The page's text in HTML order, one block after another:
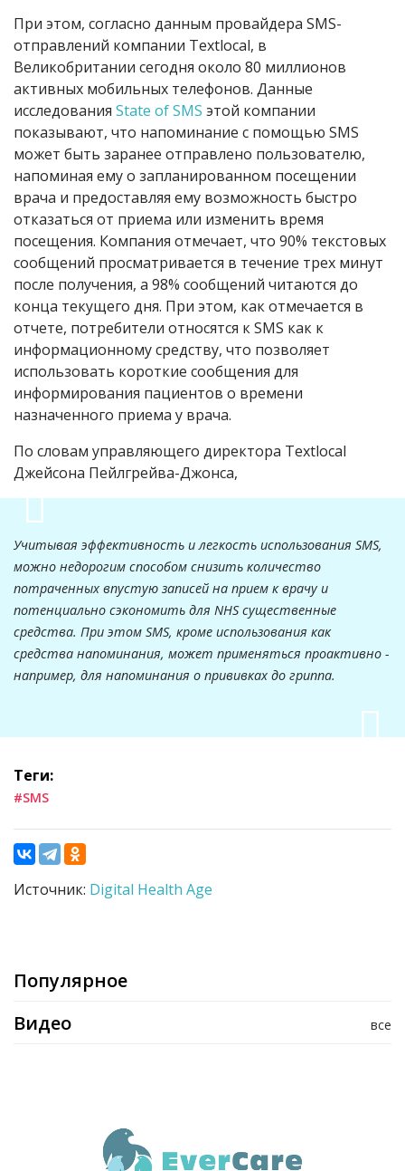
При этом, согласно данным провайдера SMS-
отправлений компании Textlocal, в
Великобритании сегодня около 80 миллионов
активных мобильных телефонов. Данные
исследования State of SMS этой компании
показывают, что напоминание с помощью SMS
может быть заранее отправлено пользователю,
напоминая ему о запланированном посещении
врача и предоставляя ему возможность быстро
отказаться от приема или изменить время
посещения. Компания отмечает, что 90% текстовых
сообщений просматривается в течение трех минут
после получения, а 98% сообщений читаются до
конца текущего дня. При этом, как отмечается в
отчете, потребители относятся к SMS как к
информационному средству, что позволяет
использовать короткие сообщения для
информирования пациентов о времени
назначенного приема у врача.
По словам управляющего директора Textlocal
Джейсона Пейлгрейва-Джонса,
Учитывая эффективность и легкость использования SMS,
можно недорогим способом снизить количество
потраченных впустую записей на прием к врачу и
потенциально сэкономить для NHS существенные
средства. При этом SMS, кроме использования как
средства напоминания, может применяться проактивно -
например, для напоминания о прививках до гриппа.
Теги:
#SMS
Источник: Digital Health Age
Популярное
все
Видео